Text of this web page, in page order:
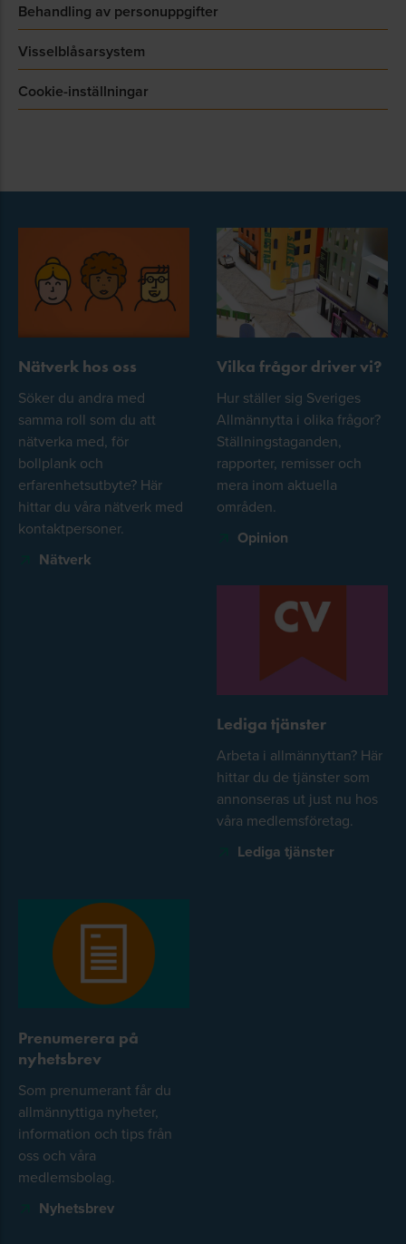
Behandling av personuppgifter
Visselblåsarsystem
Cookie-inställningar
Nätverk hos oss
Söker du andra med
samma roll som du att
nätverka med, för
bollplank och
erfarenhetsutbyte? Här
hittar du våra nätverk med
kontaktpersoner.
Nätverk
Vilka frågor driver vi?
Hur ställer sig Sveriges
Allmännytta i olika frågor?
Ställningstaganden,
rapporter, remisser och
mera inom aktuella
områden.
Opinion
Lediga tjänster
Arbeta i allmännyttan? Här
hittar du de tjänster som
annonseras ut just nu hos
våra medlemsföretag.
Lediga tjänster
Prenumerera på
nyhetsbrev
Som prenumerant får du
allmännyttiga nyheter,
information och tips från
oss och våra
medlemsbolag.
Nyhetsbrev